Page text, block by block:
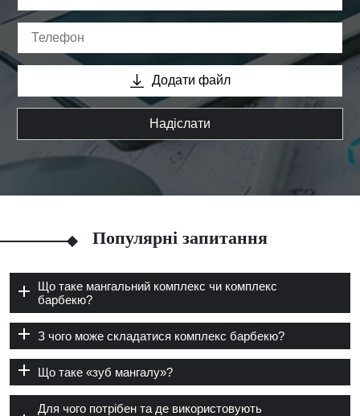
Додати файл
Надіслати
Популярні запитання
Що таке мангальний комплекс чи комплекс
барбекю?
З чого може складатися комплекс барбекю?
Що таке «зуб мангалу»?
Для чого потрібен та де використовують